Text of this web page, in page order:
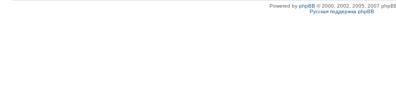
Powered by phpBB © 2000, 2002, 2005, 2007
Русская поддержка phpBB